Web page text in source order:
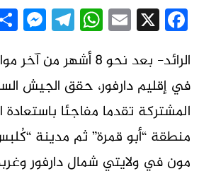
Facebook
X
Email
الرائد- بعد نحو 8
في إقليم دارفور، حقق الجيش
المشتركة تقدما مفاجئا
منطقة “أبو قمرة” ثم مدينة
مون في ولايتي شمال دارفور